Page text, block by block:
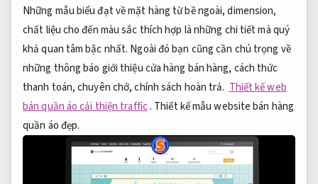
Những mẫu biểu đạt về mặt hàng từ bề ngoài, dimension,
chất liệu cho đến màu sắc thích hợp là những chi tiết mà quý
khả quan tâm bậc nhất. Ngoài đó bạn cũng cần chú trọng về
những thông báo giới thiệu cửa hàng bán hàng, cách thức
thanh toán, chuyên chở, chính sách hoàn trả. Thiết kế web
bán quần áo cải thiện traffic. Thiết kế mẫu website bán hàng
quần áo đẹp.